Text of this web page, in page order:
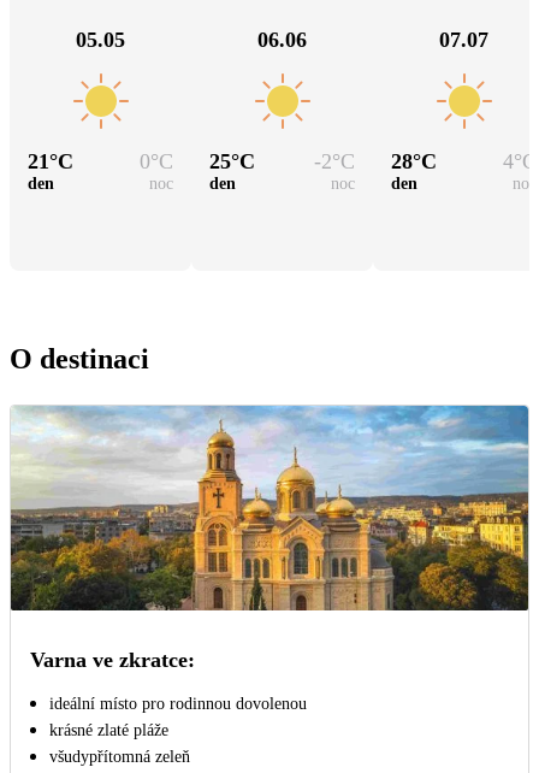
05.05
21°C 0°C
den noc
06.06
25°C -2°C
den noc
07.07
28°C 4°C
den noc
O destinaci
Varna ve zkratce:
ideální místo pro rodinnou dovolenou
krásné zlaté pláže
všudypřítomná zeleň